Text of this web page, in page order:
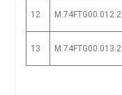
12 M.74FTG00.012.2
13 M.74FTG00.013.2